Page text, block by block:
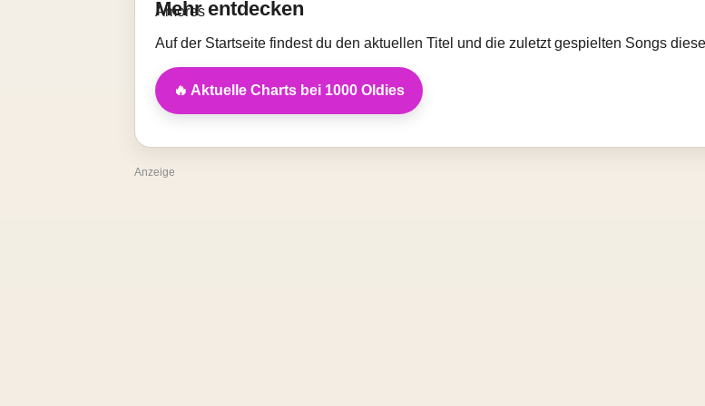
Mehr entdecken
Auf der Startseite findest du den aktuellen Titel und die zuletzt gespielten Songs
🔥 Aktuelle Charts bei 1000 Oldies
Anzeige